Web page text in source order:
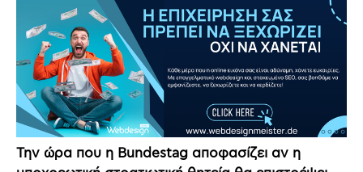
Την ώρα που η Bundestag αποφασίζει αν η